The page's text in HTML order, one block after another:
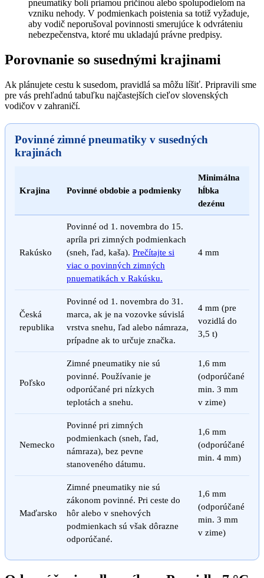
pneumatiky boli priamou príčinou alebo spolupodielom na
vzniku nehody. V podmienkach poistenia sa totiž vyžaduje,
aby vodič neporušoval povinnosti smerujúce k odvráteniu
nebezpečenstva, ktoré mu ukladajú právne predpisy.
Porovnanie so susednými krajinami
Ak plánujete cestu k susedom, pravidlá sa môžu líšiť. Pripravili sme
pre vás prehľadnú tabuľku najčastejších cieľov slovenských
vodičov v zahraničí.
Povinné zimné pneumatiky v susedných
krajinách
Krajina Povinné obdobie a podmienky
Minimálna
hĺbka
dezénu
Rakúsko
Povinné od 1. novembra do 15.
apríla pri zimných podmienkach
(sneh, ľad, kaša). Prečítajte si
viac o povinných zimných
pnuematikách v Rakúsku.
4 mm
Česká
republika
Povinné od 1. novembra do 31.
marca, ak je na vozovke súvislá
vrstva snehu, ľad alebo námraza,
prípadne ak to určuje značka.
4 mm (pre
vozidlá do
3,5 t)
Poľsko
Zimné pneumatiky nie sú
povinné. Používanie je
odporúčané pri nízkych
teplotách a snehu.
1,6 mm
(odporúčané
min. 3 mm
v zime)
Nemecko
Povinné pri zimných
podmienkach (sneh, ľad,
námraza), bez pevne
stanoveného dátumu.
1,6 mm
(odporúčané
min. 4 mm)
Maďarsko
Zimné pneumatiky nie sú
zákonom povinné. Pri ceste do
hôr alebo v snehových
podmienkach sú však dôrazne
odporúčané.
1,6 mm
(odporúčané
min. 3 mm
v zime)